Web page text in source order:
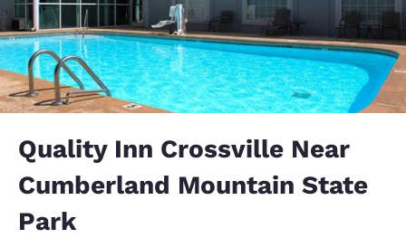
Quality Inn Crossville Near
Cumberland Mountain State
Park